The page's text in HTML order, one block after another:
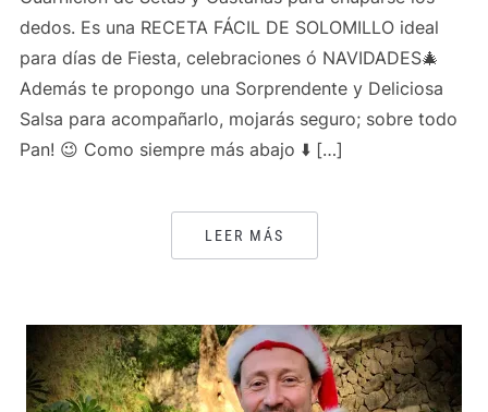
dedos. Es una RECETA FÁCIL DE SOLOMILLO ideal
para días de Fiesta, celebraciones ó NAVIDADES🎄
Además te propongo una Sorprendente y Deliciosa
Salsa para acompañarlo, mojarás seguro; sobre todo
Pan! 😉 Como siempre más abajo ⬇️ […]
LEER MÁS